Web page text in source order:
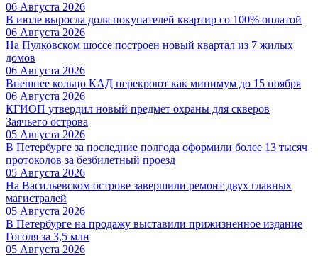
06 Августа 2026
В июле выросла доля покупателей квартир со 100% оплатой
06 Августа 2026
На Пулковском шоссе построен новый квартал из 7 жилых
домов
06 Августа 2026
Внешнее кольцо КАД перекроют как минимум до 15 ноября
06 Августа 2026
КГИОП утвердил новый предмет охраны для скверов
Заячьего острова
05 Августа 2026
В Петербурге за последние полгода оформили более 13 тысяч
протоколов за безбилетный проезд
05 Августа 2026
На Васильевском острове завершили ремонт двух главных
магистралей
05 Августа 2026
В Петербурге на продажу выставили прижизненное издание
Гоголя за 3,5 млн
05 Августа 2026